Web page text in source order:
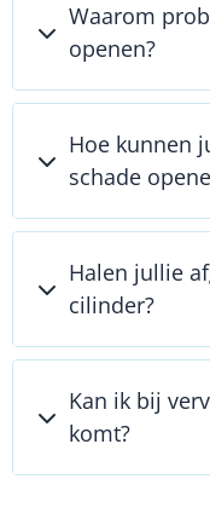
Waarom
openen?
Hoe kunnen
schade
Halen jullie
cilinder?
Kan ik bij
komt?